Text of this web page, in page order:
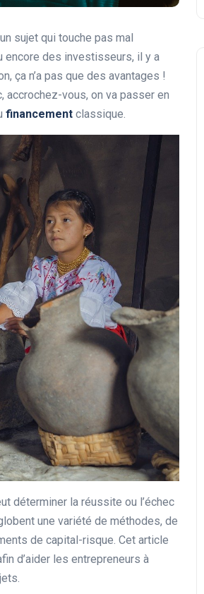
sujet qui touche pas mal
encore des investisseurs, il y a
ça n’a pas que des avantages !
accrochez-vous, on va passer en
financement classique.
déterminer la réussite ou l’échec
une variété de méthodes, de
de capital-risque. Cet article
d’aider les entrepreneurs à